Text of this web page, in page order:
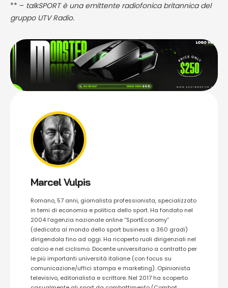
** – talkSPORT è una emittente radiofonica britannica del
gruppo UTV Radio.
Marcel Vulpis
Romano, 57 anni, giornalista professionista, specializzato
in temi di economia e politica dello sport. Ha fondato nel
2004 l’agenzia nazionale online “SportEconomy”
(dedicata al mondo dello sport business a 360 gradi)
dirigendola fino ad oggi. Ha ricoperto ruoli dirigenziali nel
calcio e nel ciclismo. Docente universitario a contratto per
le più importanti università italiane (con focus su
comunicazione/uffici stampa e marketing). Opinionista
televisivo, editorialista e scrittore. Nel 2017 ha scoperto